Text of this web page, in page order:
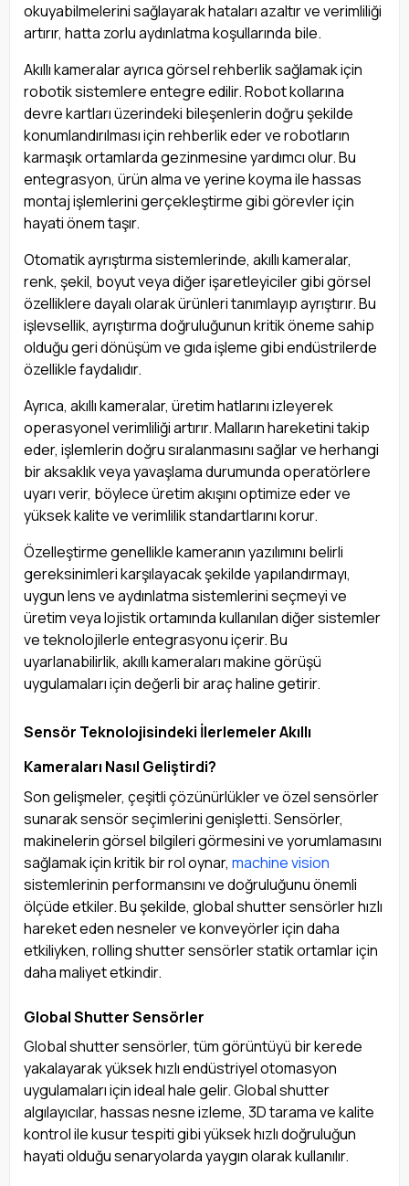
okuyabilmelerini sağlayarak hataları azaltır ve verimliliği
artırır, hatta zorlu aydınlatma koşullarında bile.
Akıllı kameralar ayrıca görsel rehberlik sağlamak için
robotik sistemlere entegre edilir. Robot kollarına
devre kartları üzerindeki bileşenlerin doğru şekilde
konumlandırılması için rehberlik eder ve robotların
karmaşık ortamlarda gezinmesine yardımcı olur. Bu
entegrasyon, ürün alma ve yerine koyma ile hassas
montaj işlemlerini gerçekleştirme gibi görevler için
hayati önem taşır.
Otomatik ayrıştırma sistemlerinde, akıllı kameralar,
renk, şekil, boyut veya diğer işaretleyiciler gibi görsel
özelliklere dayalı olarak ürünleri tanımlayıp ayrıştırır. Bu
işlevsellik, ayrıştırma doğruluğunun kritik öneme sahip
olduğu geri dönüşüm ve gıda işleme gibi endüstrilerde
özellikle faydalıdır.
Ayrıca, akıllı kameralar, üretim hatlarını izleyerek
operasyonel verimliliği artırır. Malların hareketini takip
eder, işlemlerin doğru sıralanmasını sağlar ve herhangi
bir aksaklık veya yavaşlama durumunda operatörlere
uyarı verir, böylece üretim akışını optimize eder ve
yüksek kalite ve verimlilik standartlarını korur.
Özelleştirme genellikle kameranın yazılımını belirli
gereksinimleri karşılayacak şekilde yapılandırmayı,
uygun lens ve aydınlatma sistemlerini seçmeyi ve
üretim veya lojistik ortamında kullanılan diğer sistemler
ve teknolojilerle entegrasyonu içerir. Bu
uyarlanabilirlik, akıllı kameraları makine görüşü
uygulamaları için değerli bir araç haline getirir.
Sensör Teknolojisindeki İlerlemeler Akıllı
Kameraları Nasıl Geliştirdi?
Son gelişmeler, çeşitli çözünürlükler ve özel sensörler
sunarak sensör seçimlerini genişletti. Sensörler,
makinelerin görsel bilgileri görmesini ve yorumlamasını
sağlamak için kritik bir rol oynar, machine vision
sistemlerinin performansını ve doğruluğunu önemli
ölçüde etkiler. Bu şekilde, global shutter sensörler hızlı
hareket eden nesneler ve konveyörler için daha
etkiliyken, rolling shutter sensörler statik ortamlar için
daha maliyet etkindir.
Global Shutter Sensörler
Global shutter sensörler, tüm görüntüyü bir kerede
yakalayarak yüksek hızlı endüstriyel otomasyon
uygulamaları için ideal hale gelir. Global shutter
algılayıcılar, hassas nesne izleme, 3D tarama ve kalite
kontrol ile kusur tespiti gibi yüksek hızlı doğruluğun
hayati olduğu senaryolarda yaygın olarak kullanılır.